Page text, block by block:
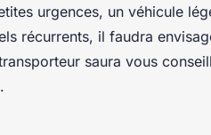
urgences, un véhicule
récurrents, il faudra
saura vous